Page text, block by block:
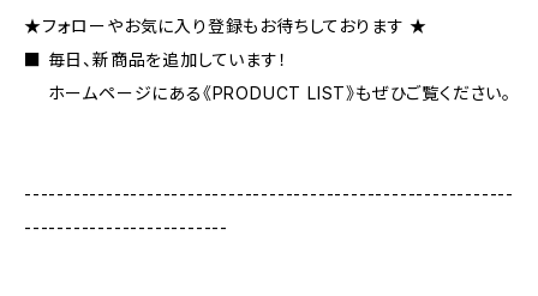
★フォローやお気に入り登録もお待ちしております ★
■ 毎日、新商品を追加しています！
ホームページにある《PRODUCT LIST》もぜひご覧ください。
------------------------------------------------------------
-------------------------